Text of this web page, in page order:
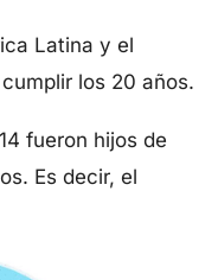
Latina y el
los 20 años.
fueron hijos de
Es decir, el